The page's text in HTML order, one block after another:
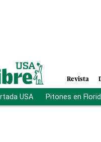
Revista
USA Pitones en